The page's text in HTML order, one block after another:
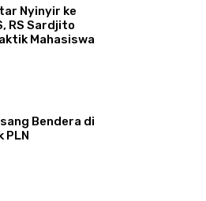
Nyinyir ke
RS Sardjito
Mahasiswa
Bendera di
PLN